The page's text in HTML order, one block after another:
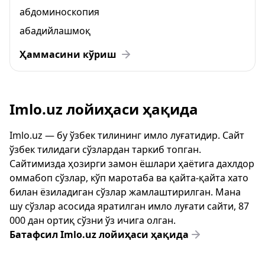
абдоминоскопия
абадийлашмоқ
Ҳаммасини кўриш
Imlo.uz лойиҳаси ҳақида
Imlo.uz — бу ўзбек тилининг имло луғатидир. Сайт
ўзбек тилидаги сўзлардан таркиб топган.
Сайтимизда ҳозирги замон ёшлари ҳаётига дахлдор
оммабоп сўзлар, кўп маротаба ва қайта-қайта хато
билан ёзиладиган сўзлар жамлаштирилган. Мана
шу сўзлар асосида яратилган имло луғати сайти, 87
000 дан ортиқ сўзни ўз ичига олган.
Батафсил Imlo.uz лойиҳаси ҳақида